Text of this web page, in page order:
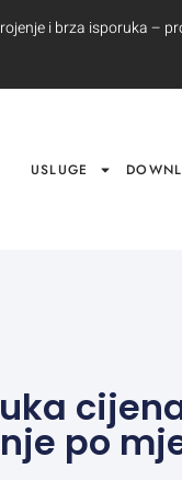
i brza isporuka –
USLUGE
po